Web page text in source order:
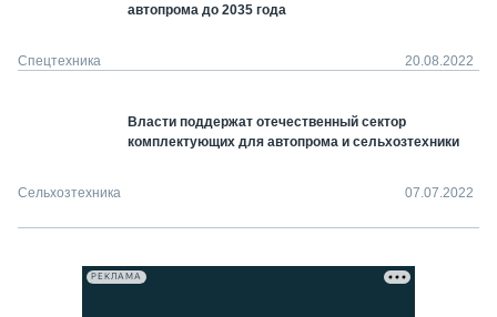
автопрома до 2035 года
Спецтехника 20.08.2022
Власти поддержат отечественный сектор
комплектующих для автопрома и сельхозтехники
Сельхозтехника 07.07.2022
РЕКЛАМА